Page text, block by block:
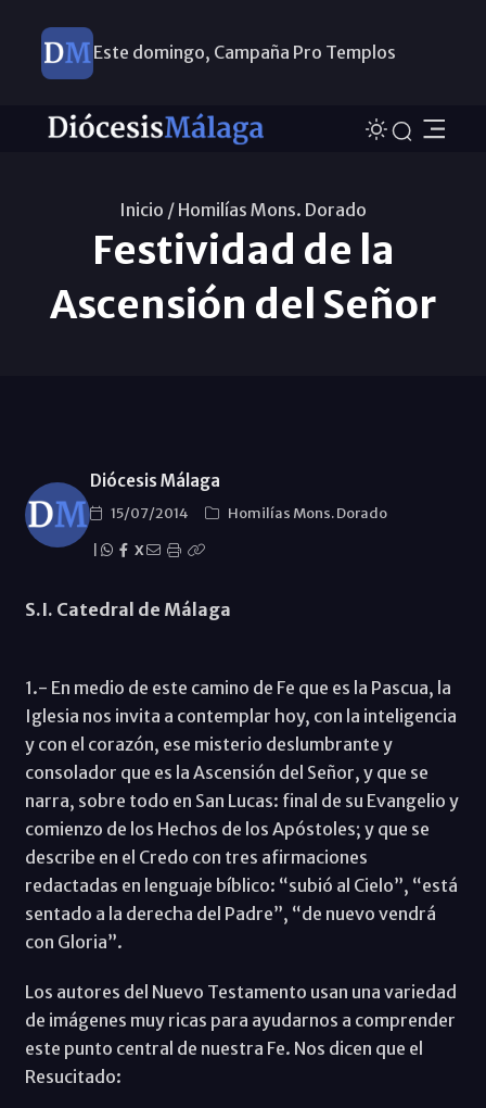
Este domingo, Campaña Pro Templos
Inicio / Homilías Mons. Dorado
Festividad de la
Ascensión del Señor
Diócesis Málaga
15/07/2014
Homilías Mons. Dorado
X
S.I. Catedral de Málaga
1.- En medio de este camino de Fe que es la Pascua, la
Iglesia nos invita a contemplar hoy, con la inteligencia
y con el corazón, ese misterio deslumbrante y
consolador que es la Ascensión del Señor, y que se
narra, sobre todo en San Lucas: final de su Evangelio y
comienzo de los Hechos de los Apóstoles; y que se
describe en el Credo con tres afirmaciones
redactadas en lenguaje bíblico: “subió al Cielo”, “está
sentado a la derecha del Padre”, “de nuevo vendrá
con Gloria”.
Los autores del Nuevo Testamento usan una variedad
de imágenes muy ricas para ayudarnos a comprender
este punto central de nuestra Fe. Nos dicen que el
Resucitado: